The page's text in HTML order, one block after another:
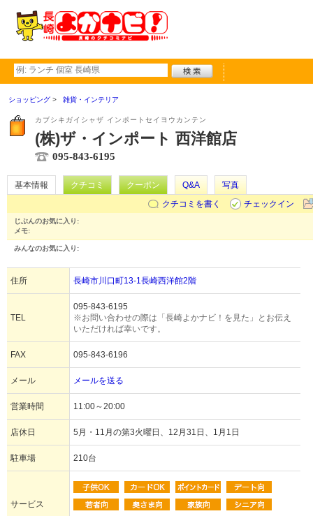
ショッピング 雑貨・インテリア
カブシキガイシャザ インポートセイヨウカンテン
(株)ザ・インポート 西洋館店
095-843-6195
基本情報 クチコミ クーポン Q&A
写真
クチコミを書く
チェックイン
じぶんのお気に入り:
メモ:
みんなのお気に入り:
住所 長崎市川口町13-1長崎西洋館2階
TEL
095-843-6195
※お問い合わせの際は「長崎よかナビ！を見た」とお伝え
いただければ幸いです。
FAX 095-843-6196
メール メールを送る
営業時間 11:00～20:00
店休日 5月・11月の第3火曜日、12月31日、1月1日
駐車場 210台
サービス